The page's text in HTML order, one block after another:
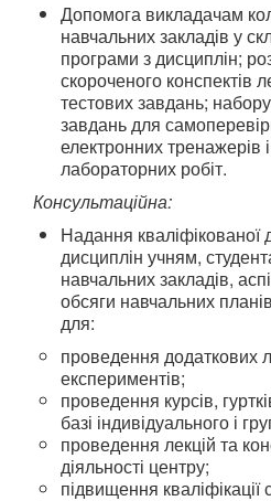
Допомога викладачам
навчальних закладів у
програми з дисциплін;
скороченого конспектів
тестових завдань;
завдань для
електронних тренажерів
лабораторних робіт.
Консультаційна:
Надання кваліфікованої
дисциплін учням,
навчальних закладів,
обсяги навчальних
для:
проведення додаткових
експериментів;
проведення курсів,
базі індивідуального і
проведення лекцій та
діяльності центру;
підвищення кваліфікації